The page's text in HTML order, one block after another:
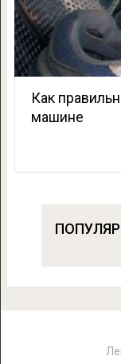
Как
машине